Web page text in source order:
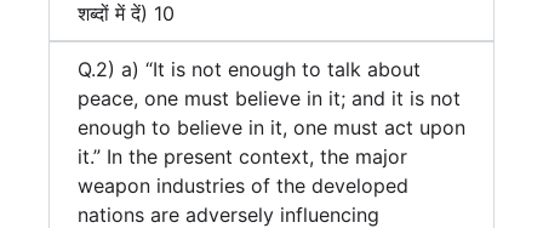
शब्दों में दें) 10
Q.2) a) “It is not enough to talk about
peace, one must believe in it; and it is not
enough to believe in it, one must act upon
it.” In the present context, the major
weapon industries of the developed
nations are adversely influencing